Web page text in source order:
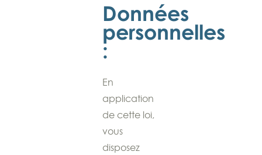
Données
personnelles
:
En
application
de cette loi,
vous
disposez